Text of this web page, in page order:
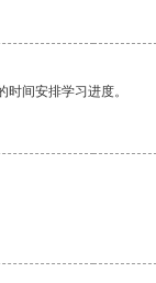
间安排学习进度。